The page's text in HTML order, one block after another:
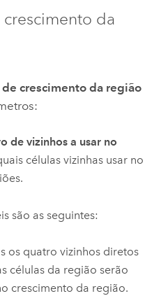
da
crescimento da região
de vizinhos a usar no
células vizinhas usar no
são as seguintes:
os quatro vizinhos diretos
células da região serão
crescimento da região.